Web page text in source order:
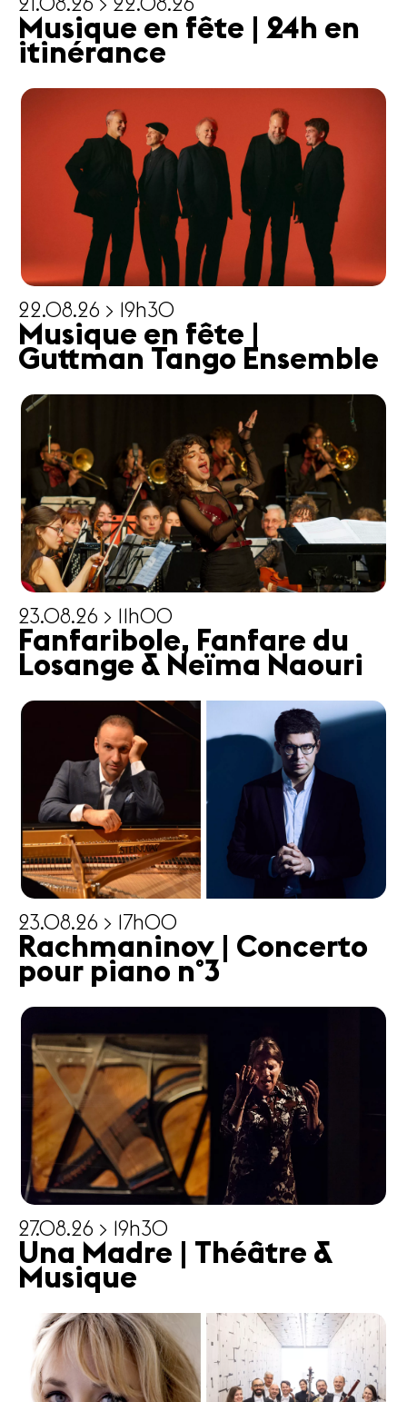
21.08.26 > 22.08.26
Musique en fête | 24h en
itinérance
22.08.26 > 19h30
Musique en fête |
Guttman Tango Ensemble
23.08.26 > 11h00
Fanfaribole, Fanfare du
Losange & Neïma Naouri
23.08.26 > 17h00
Rachmaninov | Concerto
pour piano n°3
27.08.26 > 19h30
Una Madre | Théâtre &
Musique